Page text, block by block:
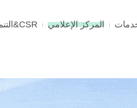
المركز الإعلامي CSR&التنمية المستدامة